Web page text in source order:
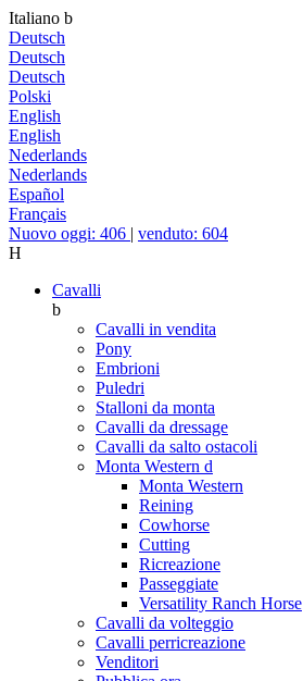
Italiano b
Deutsch
Deutsch
Deutsch
Polski
English
English
Nederlands
Nederlands
Español
Français
Nuovo oggi: 406 | venduto: 604
H
Cavalli
b
Cavalli in vendita
Pony
Embrioni
Puledri
Stalloni da monta
Cavalli da dressage
Cavalli da salto ostacoli
Monta Western d
Monta Western
Reining
Cowhorse
Cutting
Ricreazione
Passeggiate
Versatility Ranch Horse
Cavalli da volteggio
Cavalli perricreazione
Venditori